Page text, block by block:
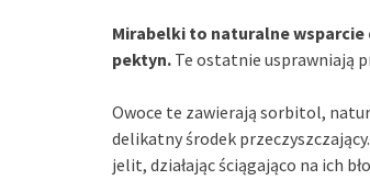
Mirabelki to naturalne wsparcie
pektyn. Te ostatnie usprawniają
Owoce te zawierają sorbitol,
delikatny środek
jelit, działając ściągająco na ich